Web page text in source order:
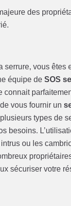
des
vous êtes
équipe deSOS
connait
vous fournir un
types de
besoins.
ou les
sécuriser votre